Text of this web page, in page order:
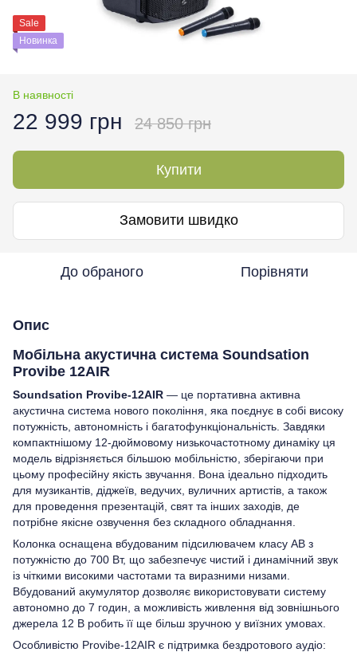
Sale
Новинка
В наявності
22 999 грн 24 850 грн
Купити
Замовити швидко
До обраного Порівняти
Опис
Мобільна акустична система Soundsation
Provibe 12AIR
Soundsation Provibe-12AIR — це портативна активна
акустична система нового покоління, яка поєднує в собі високу
потужність, автономність і багатофункціональність. Завдяки
компактнішому 12-дюймовому низькочастотному динаміку ця
модель відрізняється більшою мобільністю, зберігаючи при
цьому професійну якість звучання. Вона ідеально підходить
для музикантів, діджеїв, ведучих, вуличних артистів, а також
для проведення презентацій, свят та інших заходів, де
потрібне якісне озвучення без складного обладнання.
Колонка оснащена вбудованим підсилювачем класу AB з
потужністю до 700 Вт, що забезпечує чистий і динамічний звук
із чіткими високими частотами та виразними низами.
Вбудований акумулятор дозволяє використовувати систему
автономно до 7 годин, а можливість живлення від зовнішнього
джерела 12 В робить її ще більш зручною у виїзних умовах.
Особливістю Provibe-12AIR є підтримка бездротового аудіо: